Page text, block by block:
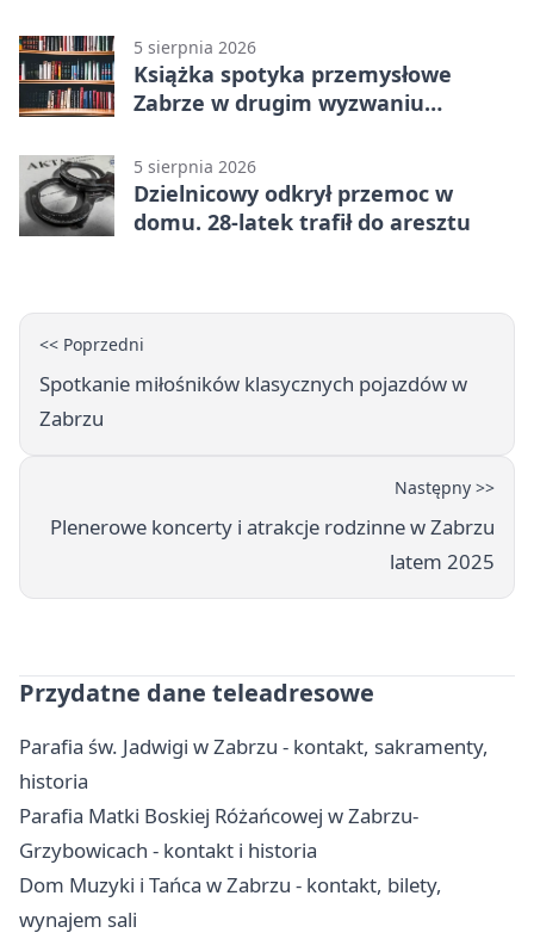
5 sierpnia 2026
Książka spotyka przemysłowe
Zabrze w drugim wyzwaniu
5 sierpnia 2026
Dzielnicowy odkrył przemoc w
domu. 28-latek trafił do aresztu
<< Poprzedni
Spotkanie miłośników klasycznych pojazdów w
Zabrzu
Następny >>
Plenerowe koncerty i atrakcje rodzinne w Zabrzu
latem 2025
Przydatne dane teleadresowe
Parafia św. Jadwigi w Zabrzu - kontakt, sakramenty,
historia
Parafia Matki Boskiej Różańcowej w Zabrzu-
Grzybowicach - kontakt i historia
Dom Muzyki i Tańca w Zabrzu - kontakt, bilety,
wynajem sali